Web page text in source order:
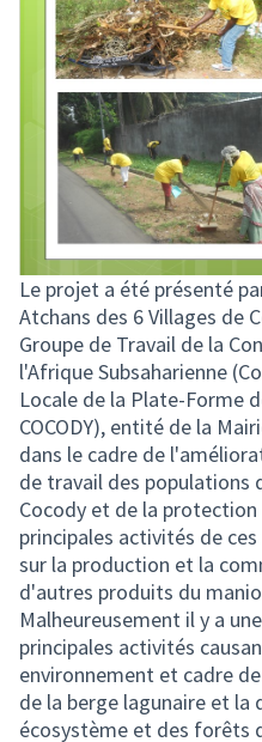
Le projet a été présenté
Atchans des 6 Villages de
Groupe de Travail de la
l'Afrique Subsaharienne
Locale de la Plate-Forme
COCODY), entité de la
dans le cadre de
de travail des populations
Cocody et de la
principales activités de
sur la production et la
d'autres produits du
Malheureusement il y a
principales activités
environnement et cadre
de la berge lagunaire et la
écosystème et des forêts